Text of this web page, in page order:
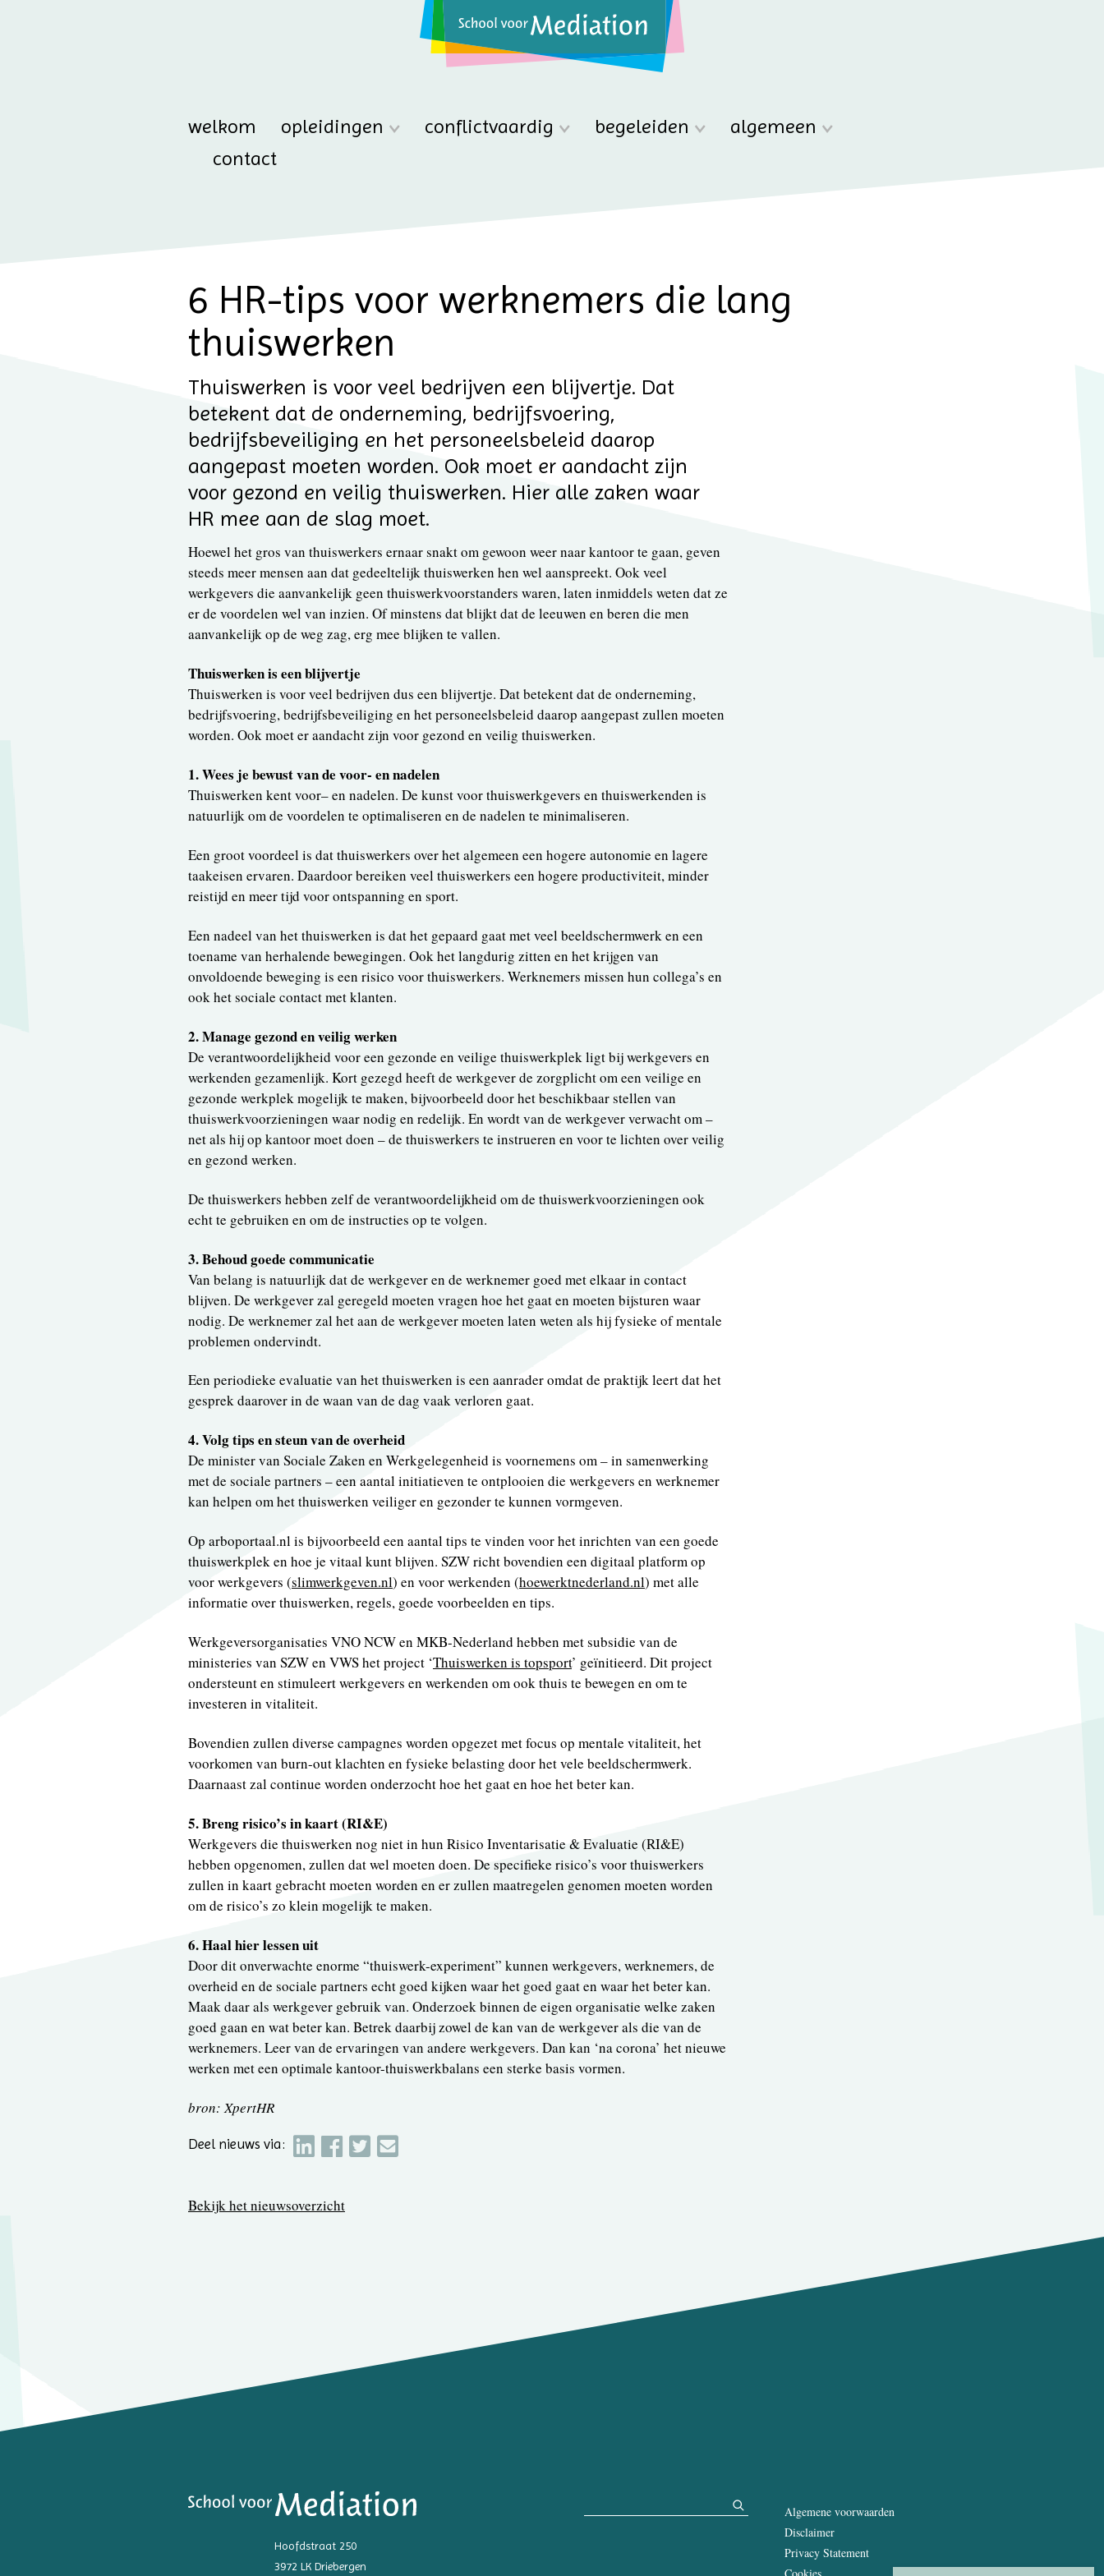
welkom opleidingen conflictvaardig begeleiden
algemeen
contact
6 HR-tips voor werknemers die lang
thuiswerken
Thuiswerken is voor veel bedrijven een blijvertje. Dat
betekent dat de onderneming, bedrijfsvoering,
bedrijfsbeveiliging en het personeelsbeleid daarop
aangepast moeten worden. Ook moet er aandacht zijn
voor gezond en veilig thuiswerken. Hier alle zaken waar
HR mee aan de slag moet.
Hoewel het gros van thuiswerkers ernaar snakt om gewoon weer naar kantoor te gaan, geven
steeds meer mensen aan dat gedeeltelijk thuiswerken hen wel aanspreekt. Ook veel
werkgevers die aanvankelijk geen thuiswerkvoorstanders waren, laten inmiddels weten dat ze
er de voordelen wel van inzien. Of minstens dat blijkt dat de leeuwen en beren die men
aanvankelijk op de weg zag, erg mee blijken te vallen.
Thuiswerken is een blijvertje
Thuiswerken is voor veel bedrijven dus een blijvertje. Dat betekent dat de onderneming,
bedrijfsvoering, bedrijfsbeveiliging en het personeelsbeleid daarop aangepast zullen moeten
worden. Ook moet er aandacht zijn voor gezond en veilig thuiswerken.
1. Wees je bewust van de voor- en nadelen
Thuiswerken kent voor– en nadelen. De kunst voor thuiswerkgevers en thuiswerkenden is
natuurlijk om de voordelen te optimaliseren en de nadelen te minimaliseren.
Een groot voordeel is dat thuiswerkers over het algemeen een hogere autonomie en lagere
taakeisen ervaren. Daardoor bereiken veel thuiswerkers een hogere productiviteit, minder
reistijd en meer tijd voor ontspanning en sport.
Een nadeel van het thuiswerken is dat het gepaard gaat met veel beeldschermwerk en een
toename van herhalende bewegingen. Ook het langdurig zitten en het krijgen van
onvoldoende beweging is een risico voor thuiswerkers. Werknemers missen hun collega’s en
ook het sociale contact met klanten.
2. Manage gezond en veilig werken
De verantwoordelijkheid voor een gezonde en veilige thuiswerkplek ligt bij werkgevers en
werkenden gezamenlijk. Kort gezegd heeft de werkgever de zorgplicht om een veilige en
gezonde werkplek mogelijk te maken, bijvoorbeeld door het beschikbaar stellen van
thuiswerkvoorzieningen waar nodig en redelijk. En wordt van de werkgever verwacht om –
net als hij op kantoor moet doen – de thuiswerkers te instrueren en voor te lichten over veilig
en gezond werken.
De thuiswerkers hebben zelf de verantwoordelijkheid om de thuiswerkvoorzieningen ook
echt te gebruiken en om de instructies op te volgen.
3. Behoud goede communicatie
Van belang is natuurlijk dat de werkgever en de werknemer goed met elkaar in contact
blijven. De werkgever zal geregeld moeten vragen hoe het gaat en moeten bijsturen waar
nodig. De werknemer zal het aan de werkgever moeten laten weten als hij fysieke of mentale
problemen ondervindt.
Een periodieke evaluatie van het thuiswerken is een aanrader omdat de praktijk leert dat het
gesprek daarover in de waan van de dag vaak verloren gaat.
4. Volg tips en steun van de overheid
De minister van Sociale Zaken en Werkgelegenheid is voornemens om – in samenwerking
met de sociale partners – een aantal initiatieven te ontplooien die werkgevers en werknemer
kan helpen om het thuiswerken veiliger en gezonder te kunnen vormgeven.
Op arboportaal.nl is bijvoorbeeld een aantal tips te vinden voor het inrichten van een goede
thuiswerkplek en hoe je vitaal kunt blijven. SZW richt bovendien een digitaal platform op
voor werkgevers (slimwerkgeven.nl) en voor werkenden (hoewerktnederland.nl) met alle
informatie over thuiswerken, regels, goede voorbeelden en tips.
Werkgeversorganisaties VNO NCW en MKB-Nederland hebben met subsidie van de
ministeries van SZW en VWS het project ‘Thuiswerken is topsport’ geïnitieerd. Dit project
ondersteunt en stimuleert werkgevers en werkenden om ook thuis te bewegen en om te
investeren in vitaliteit.
Bovendien zullen diverse campagnes worden opgezet met focus op mentale vitaliteit, het
voorkomen van burn-out klachten en fysieke belasting door het vele beeldschermwerk.
Daarnaast zal continue worden onderzocht hoe het gaat en hoe het beter kan.
5. Breng risico’s in kaart (RI&E)
Werkgevers die thuiswerken nog niet in hun Risico Inventarisatie & Evaluatie (RI&E)
hebben opgenomen, zullen dat wel moeten doen. De specifieke risico’s voor thuiswerkers
zullen in kaart gebracht moeten worden en er zullen maatregelen genomen moeten worden
om de risico’s zo klein mogelijk te maken.
6. Haal hier lessen uit
Door dit onverwachte enorme “thuiswerk-experiment” kunnen werkgevers, werknemers, de
overheid en de sociale partners echt goed kijken waar het goed gaat en waar het beter kan.
Maak daar als werkgever gebruik van. Onderzoek binnen de eigen organisatie welke zaken
goed gaan en wat beter kan. Betrek daarbij zowel de kan van de werkgever als die van de
werknemers. Leer van de ervaringen van andere werkgevers. Dan kan ‘na corona’ het nieuwe
werken met een optimale kantoor-thuiswerkbalans een sterke basis vormen.
bron: XpertHR
Deel nieuws via:
Bekijk het nieuwsoverzicht
Hoofdstraat 250
3972 LK Driebergen
Algemene voorwaarden
Disclaimer
Privacy Statement
Cookies